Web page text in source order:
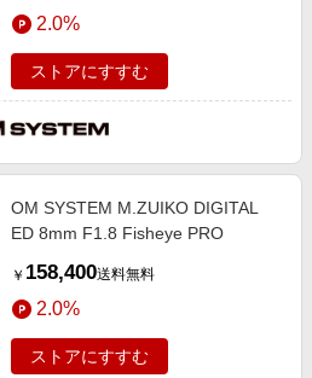
2.0%
ストアにすすむ
OM SYSTEM M.ZUIKO DIGITAL
ED 8mm F1.8 Fisheye PRO
￥ 158,400送料無料
2.0%
ストアにすすむ